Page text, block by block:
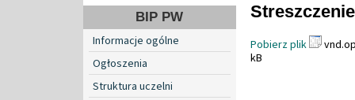
BIP PW
Informacje ogólne
Ogłoszenia
Struktura uczelni
Pobierz plik
kB